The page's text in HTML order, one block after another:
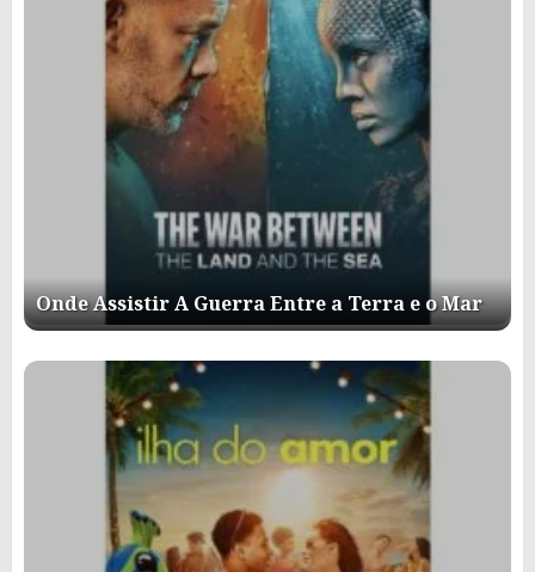
Onde Assistir A Guerra Entre a Terra e o Mar